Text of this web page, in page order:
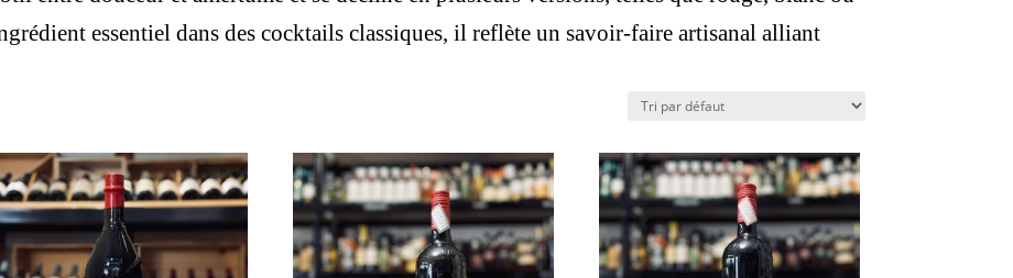
essentiel dans des cocktails classiques, il reflète un savoir-faire artisanal alliant